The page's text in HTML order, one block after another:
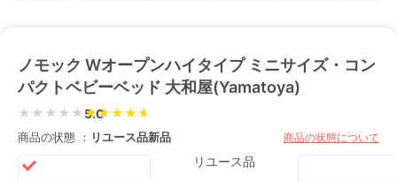
ノモック Wオープンハイタイプ ミニサイズ・コン
パクトベビーベッド 大和屋(Yamatoya)
★★★★★5.0
商品の状態 ： リユース品新品 商品の状態について
リユース品